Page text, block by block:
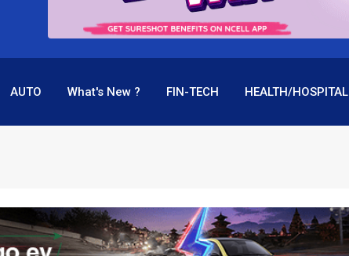
AUTO What's New ? FIN-TECH HEALTH/HOSPITAL